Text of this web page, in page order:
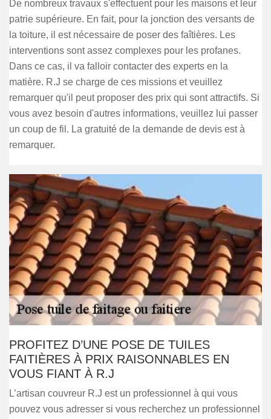
De nombreux travaux s'effectuent pour les maisons et leur
patrie supérieure. En fait, pour la jonction des versants de
la toiture, il est nécessaire de poser des faîtières. Les
interventions sont assez complexes pour les profanes.
Dans ce cas, il va falloir contacter des experts en la
matière. R.J se charge de ces missions et veuillez
remarquer qu'il peut proposer des prix qui sont attractifs. Si
vous avez besoin d'autres informations, veuillez lui passer
un coup de fil. La gratuité de la demande de devis est à
remarquer.
PROFITEZ D’UNE POSE DE TUILES
FAITIÈRES À PRIX RAISONNABLES EN
VOUS FIANT À R.J
L’artisan couvreur R.J est un professionnel à qui vous
pouvez vous adresser si vous recherchez un professionnel